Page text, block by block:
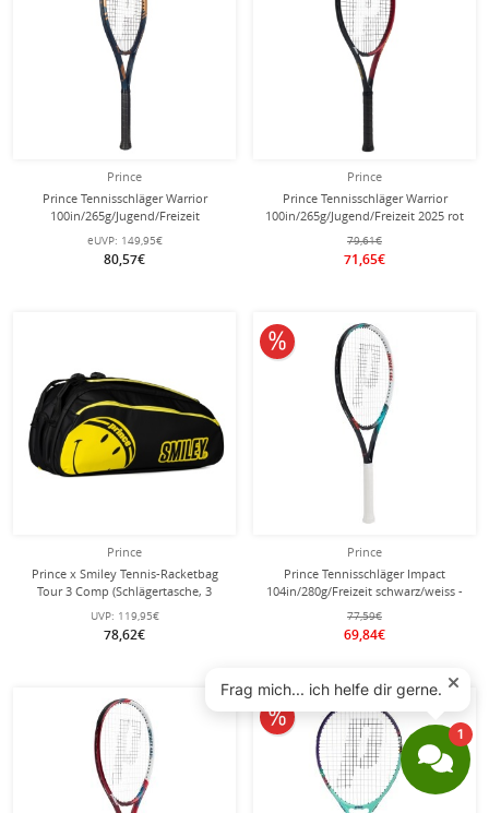
Prince
Prince Tennisschläger Warrior
100in/265g/Jugend/Freizeit
eUVP: 149,95€
80,57€
Prince
Prince Tennisschläger Warrior
100in/265g/Jugend/Freizeit 2025 rot
79,61€
71,65€
Prince
Prince x Smiley Tennis-Racketbag
Tour 3 Comp (Schlägertasche, 3
schwarz 12er
UVP: 119,95€
78,62€
Prince
Prince Tennisschläger Impact
104in/280g/Freizeit schwarz/weiss -
77,59€
69,84€
10% reduziert
10% reduziert